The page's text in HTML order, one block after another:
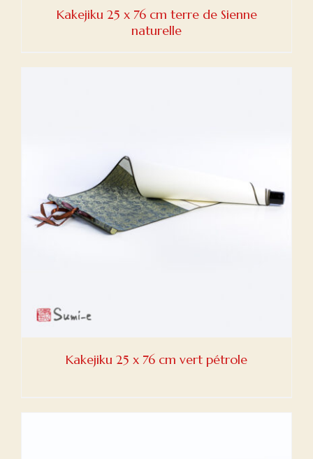
Kakejiku 25 x 76 cm terre de Sienne
naturelle
Kakejiku 25 x 76 cm vert pétrole